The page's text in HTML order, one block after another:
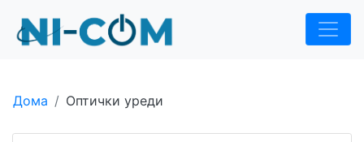
Дома Оптички уреди